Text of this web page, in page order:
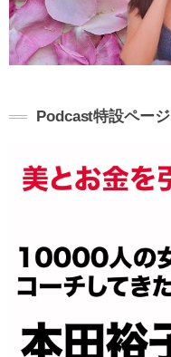
Podcast特設ページ